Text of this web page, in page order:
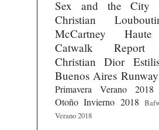
Sex and the City
Christian
McCartney
Catwalk Report
Christian Dior
Buenos Aires Runway
Primavera Verano 2018
Otoño Invierno 2018
Verano 2018